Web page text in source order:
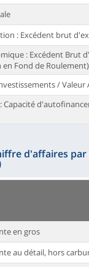
: Excédent brut
: Excédent Brut
Fond de Roulement)
/ Valeur
d'affaires
en gros
au détail, hors